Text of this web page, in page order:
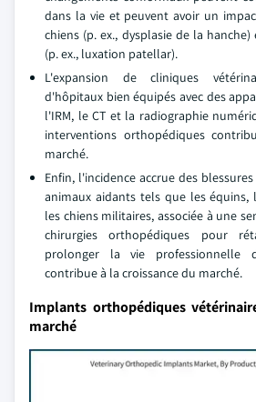
dans la vie et peuvent avoir un
chiens (p. ex., dysplasie de la
(p. ex., luxation patellar).
L'expansion de cliniques
d'hôpitaux bien équipés avec des
l'IRM, le CT et la radiographie
interventions orthopédiques
marché.
Enfin, l'incidence accrue des
animaux aidants tels que les équins,
les chiens militaires, associée à une
chirurgies orthopédiques pour
prolonger la vie professionnelle
contribue à la croissance du marché.
Implants orthopédiques
marché